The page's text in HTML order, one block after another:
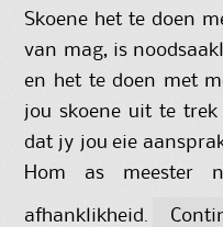
Skoene het te doen
van mag, is
en het te doen met
jou skoene uit te trek
dat jy jou eie
Hom as meester
afhanklikheid.